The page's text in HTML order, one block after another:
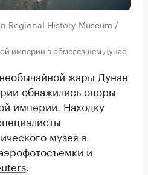
Regional History Museum /
империи в обмелевшем Дунае
жары Дунае
обнажились опоры
империи. Находку
музея в
и
.